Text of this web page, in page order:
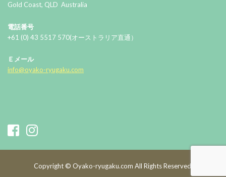
Gold Coast, QLD Australia
電話番号
+61 (0) 43 5517 570(オーストラリア直通）
Ｅメール
info@oyako-ryugaku.com
Copyright © Oyako-ryugaku.com All Rights Reserved.